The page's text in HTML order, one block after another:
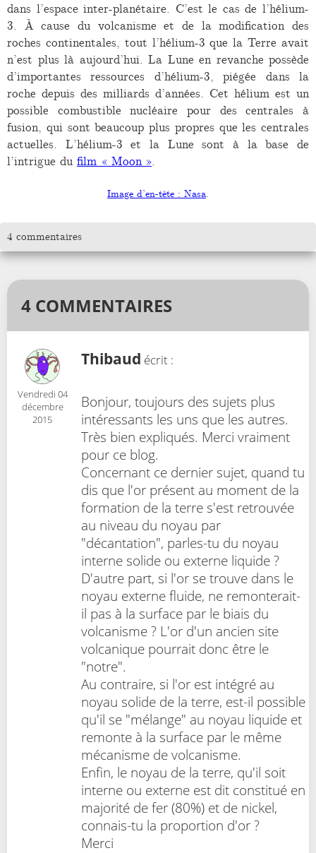
dans l’espace inter-planétaire. C’est le cas de l’hélium-
3. À cause du volcanisme et de la modification des
roches continentales, tout l’hélium-3 que la Terre avait
n’est plus là aujourd’hui. La Lune en revanche possède
d’importantes ressources d’hélium-3, piégée dans la
roche depuis des milliards d’années. Cet hélium est un
possible combustible nucléaire pour des centrales à
fusion, qui sont beaucoup plus propres que les centrales
actuelles. L’hélium-3 et la Lune sont à la base de
l’intrigue du film « Moon »
Image d’en-tête : Nasa.
4 commentaires
4 COMMENTAIRES
Vendredi 04
décembre
2015
Thibaud écrit :
Bonjour, toujours des sujets plus
intéressants les uns que les autres.
Très bien expliqués. Merci vraiment
pour ce blog.
Concernant ce dernier sujet, quand tu
dis que l'or présent au moment de la
formation de la terre s'est retrouvée
au niveau du noyau par
"décantation", parles-tu du noyau
interne solide ou externe liquide ?
D'autre part, si l'or se trouve dans le
noyau externe fluide, ne remonterait-
il pas à la surface par le biais du
volcanisme ? L'or d'un ancien site
volcanique pourrait donc être le
"notre".
Au contraire, si l'or est intégré au
noyau solide de la terre, est-il possible
qu'il se "mélange" au noyau liquide et
remonte à la surface par le même
mécanisme de volcanisme.
Enfin, le noyau de la terre, qu'il soit
interne ou externe est dit constitué en
majorité de fer (80%) et de nickel,
connais-tu la proportion d'or ?
Merci